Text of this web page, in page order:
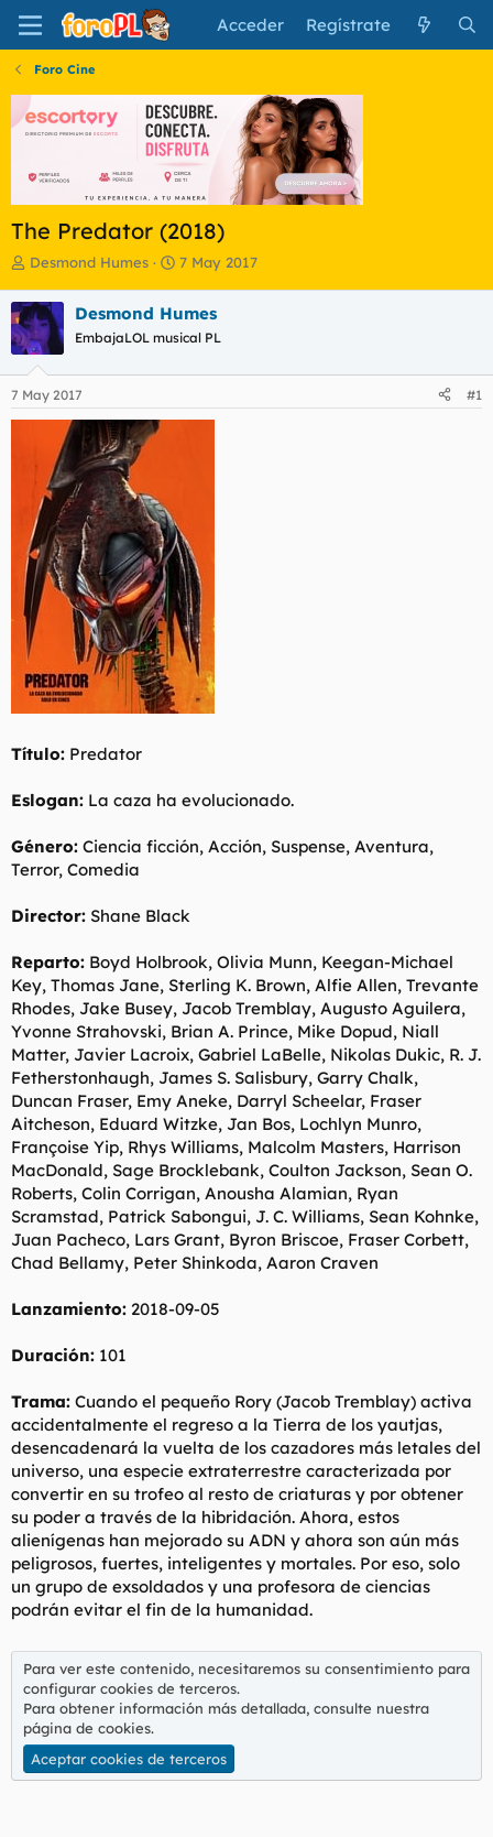
Acceder Regístrate
Foro Cine
The Predator (2018)
I
i
c
i
a
d
o
r
e
m
a
Desmond Humes
F
h
a
e
n
7 May 2017
Desmond Humes
EmbajaLOL musical PL
7 May 2017 #1
Título: Predator
Eslogan: La caza ha evolucionado.
Género: Ciencia ficción, Acción, Suspense, Aventura,
Terror, Comedia
Director: Shane Black
Reparto: Boyd Holbrook, Olivia Munn, Keegan-Michael
Key, Thomas Jane, Sterling K. Brown, Alfie Allen, Trevante
Rhodes, Jake Busey, Jacob Tremblay, Augusto Aguilera,
Yvonne Strahovski, Brian A. Prince, Mike Dopud, Niall
Matter, Javier Lacroix, Gabriel LaBelle, Nikolas Dukic, R. J.
Fetherstonhaugh, James S. Salisbury, Garry Chalk,
Duncan Fraser, Emy Aneke, Darryl Scheelar, Fraser
Aitcheson, Eduard Witzke, Jan Bos, Lochlyn Munro,
Françoise Yip, Rhys Williams, Malcolm Masters, Harrison
MacDonald, Sage Brocklebank, Coulton Jackson, Sean O.
Roberts, Colin Corrigan, Anousha Alamian, Ryan
Scramstad, Patrick Sabongui, J. C. Williams, Sean Kohnke,
Juan Pacheco, Lars Grant, Byron Briscoe, Fraser Corbett,
Chad Bellamy, Peter Shinkoda, Aaron Craven
Lanzamiento: 2018-09-05
Duración: 101
Trama: Cuando el pequeño Rory (Jacob Tremblay) activa
accidentalmente el regreso a la Tierra de los yautjas,
desencadenará la vuelta de los cazadores más letales del
universo, una especie extraterrestre caracterizada por
convertir en su trofeo al resto de criaturas y por obtener
su poder a través de la hibridación. Ahora, estos
alienígenas han mejorado su ADN y ahora son aún más
peligrosos, fuertes, inteligentes y mortales. Por eso, solo
un grupo de exsoldados y una profesora de ciencias
podrán evitar el fin de la humanidad.
Para ver este contenido, necesitaremos su consentimiento para
configurar cookies de terceros.
Para obtener información más detallada, consulte nuestra
página de cookies.
Aceptar cookies de terceros